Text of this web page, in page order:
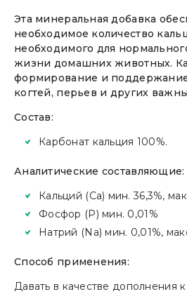
Эта минеральная добавка
необходимое количество
необходимого для
жизни домашних животных.
формирование и поддержание
когтей, перьев и других
Состав:
Карбонат кальция 100%.
Аналитические составляющие:
Кальций (Ca) мин. 36,3%,
Фосфор (P) мин. 0,01%
Натрий (Na) мин. 0,01%,
Способ применения:
Давать в качестве дополнения